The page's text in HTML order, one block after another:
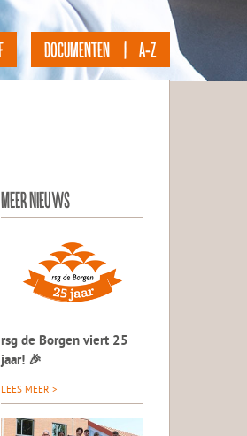
DOCUMENTEN | A-Z
MEER NIEUWS
rsg de Borgen viert 25
jaar! 🎉
LEES MEER >